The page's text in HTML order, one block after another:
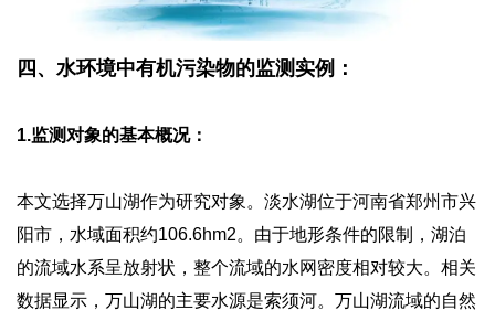
四、水环境中有机污染物的监测实例：
1.监测对象的基本概况：
本文选择万山湖作为研究对象。淡水湖位于河南省郑州市兴
阳市，水域面积约106.6hm2。由于地形条件的限制，湖泊
的流域水系呈放射状，整个流域的水网密度相对较大。相关
数据显示，万山湖的主要水源是索须河。万山湖流域的自然